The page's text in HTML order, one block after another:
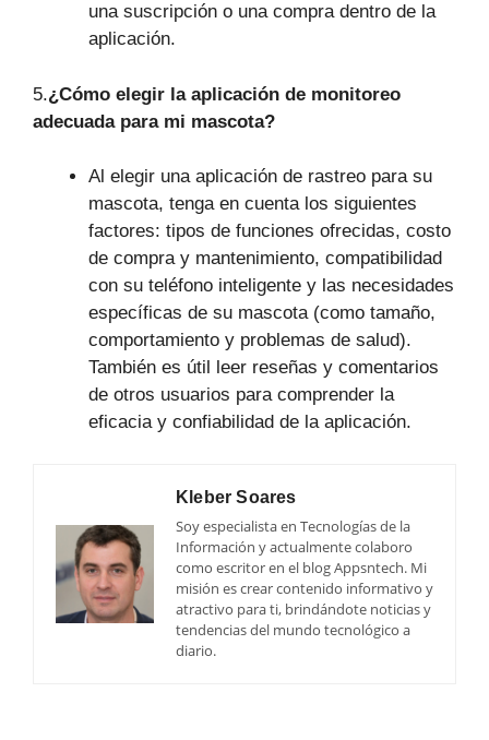
una suscripción o una compra dentro de la
aplicación.
5.¿Cómo elegir la aplicación de monitoreo
adecuada para mi mascota?
Al elegir una aplicación de rastreo para su
mascota, tenga en cuenta los siguientes
factores: tipos de funciones ofrecidas, costo
de compra y mantenimiento, compatibilidad
con su teléfono inteligente y las necesidades
específicas de su mascota (como tamaño,
comportamiento y problemas de salud).
También es útil leer reseñas y comentarios
de otros usuarios para comprender la
eficacia y confiabilidad de la aplicación.
Kleber Soares
Soy especialista en Tecnologías de la
Información y actualmente colaboro
como escritor en el blog Appsntech. Mi
misión es crear contenido informativo y
atractivo para ti, brindándote noticias y
tendencias del mundo tecnológico a
diario.